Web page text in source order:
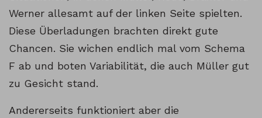
Werner allesamt auf der linken Seite spielten.
Diese Überladungen brachten direkt gute
Chancen. Sie wichen endlich mal vom Schema
F ab und boten Variabilität, die auch Müller gut
zu Gesicht stand.
Andererseits funktioniert aber die